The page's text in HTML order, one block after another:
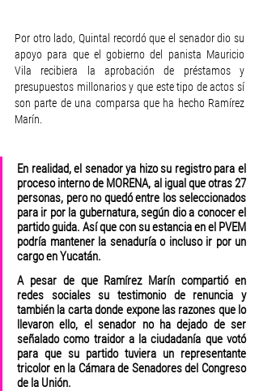
Por otro lado, Quintal recordó que el senador dio su
apoyo para que el gobierno del panista Mauricio
Vila recibiera la aprobación de préstamos y
presupuestos millonarios y que este tipo de actos sí
son parte de una comparsa que ha hecho Ramírez
Marín.
En realidad, el senador ya hizo su registro para el
proceso interno de MORENA, al igual que otras 27
personas, pero no quedó entre los seleccionados
para ir por la gubernatura, según dio a conocer el
partido guida. Así que con su estancia en el PVEM
podría mantener la senaduría o incluso ir por un
cargo en Yucatán.
A pesar de que Ramírez Marín compartió en
redes sociales su testimonio de renuncia y
también la carta donde expone las razones que lo
llevaron ello, el senador no ha dejado de ser
señalado como traidor a la ciudadanía que votó
para que su partido tuviera un representante
tricolor en la Cámara de Senadores del Congreso
de la Unión.